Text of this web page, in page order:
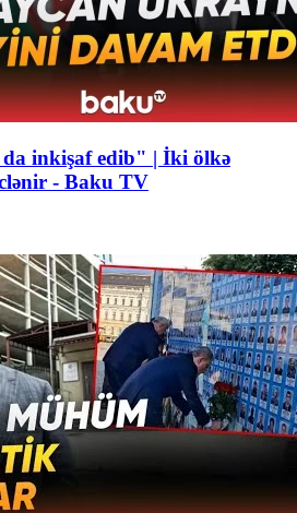
inkişaf edib" | İki ölkə
- Baku TV